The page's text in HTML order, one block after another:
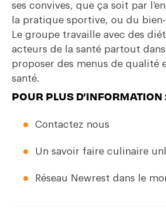
ses convives, que ça soit par
la pratique sportive, ou du
Le groupe travaille avec des
acteurs de la santé partout
proposer des menus de qualité
santé.
POUR PLUS D’INFORMATION
Contactez nous
Un savoir faire culinaire
Réseau Newrest dans le